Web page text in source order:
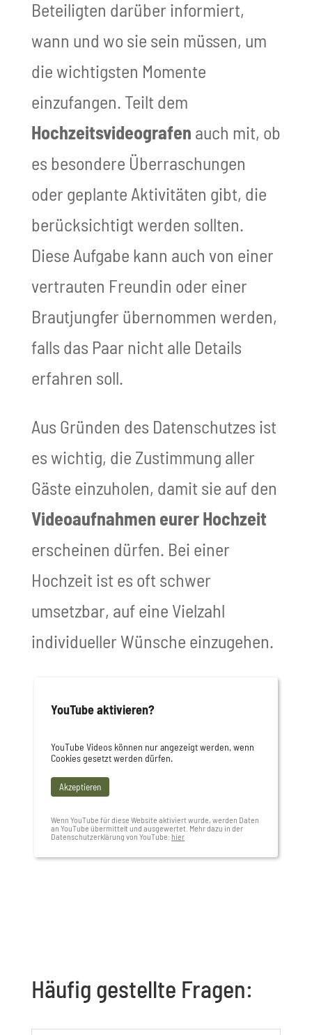
Beteiligten darüber informiert,
wann und wo sie sein müssen, um
die wichtigsten Momente
einzufangen. Teilt dem
Hochzeitsvideografen auch mit, ob
es besondere Überraschungen
oder geplante Aktivitäten gibt, die
berücksichtigt werden sollten.
Diese Aufgabe kann auch von einer
vertrauten Freundin oder einer
Brautjungfer übernommen werden,
falls das Paar nicht alle Details
erfahren soll.
Aus Gründen des Datenschutzes ist
es wichtig, die Zustimmung aller
Gäste einzuholen, damit sie auf den
Videoaufnahmen eurer Hochzeit
erscheinen dürfen. Bei einer
Hochzeit ist es oft schwer
umsetzbar, auf eine Vielzahl
individueller Wünsche einzugehen.
YouTube aktivieren?
YouTube Videos können nur angezeigt werden, wenn
Cookies gesetzt werden dürfen.
Akzeptieren
Wenn YouTube für diese Website aktiviert wurde, werden Daten
an YouTube übermittelt und ausgewertet. Mehr dazu in der
Datenschutzerklärung von YouTube: hier
Häufig gestellte Fragen: